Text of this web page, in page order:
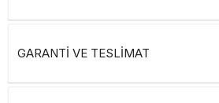
GARANTİ VE TESLİMAT